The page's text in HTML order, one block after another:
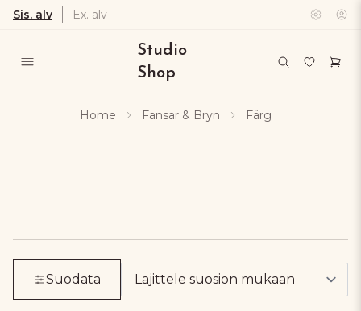
Sis. alv Ex. alv
Studio
Shop
Home Fansar & Bryn Färg
Suodata
Suodata mukaan produkter. Klicka för att
Tar bort alla aktiva filter och visar alla